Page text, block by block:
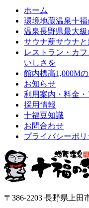
ホーム
環境地蔵温泉十
温泉長野県最大
サウナ薪サウナと
レストラン・カ
いしさを
館内標高1,000M
お知らせ
利用案内・料金・
採用情報
十福豆知識
お問合わせ
プライバシーポリ
〒386-2203 長野県上田